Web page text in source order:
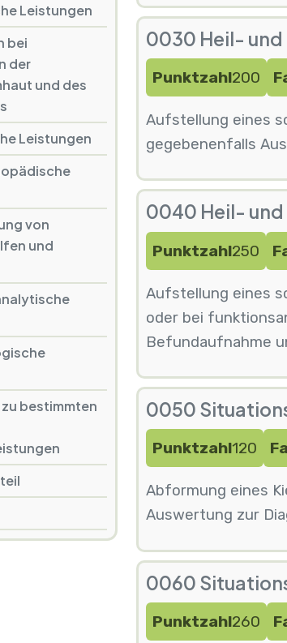
Leistungen
bei
der
und des
Leistungen
von
und
bestimmten
0030 Heil-
Punktzahl200
Aufstellung eines
gegebenenfalls
0040 Heil-
Punktzahl250
Aufstellung eines
oder bei
Befundaufnahme
0050
Punktzahl120
Abformung eines
Auswertung zur
0060
Punktzahl260